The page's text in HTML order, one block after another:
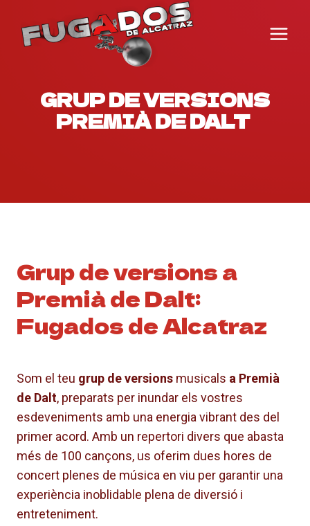
contingut
GRUP DE VERSIONS
PREMIÀ DE DALT
Grup de versions a
Premià de Dalt:
Fugados de Alcatraz
Som el teu grup de versions musicals a Premià
de Dalt, preparats per inundar els vostres
esdeveniments amb una energia vibrant des del
primer acord. Amb un repertori divers que abasta
més de 100 cançons, us oferim dues hores de
concert plenes de música en viu per garantir una
experiència inoblidable plena de diversió i
entreteniment.